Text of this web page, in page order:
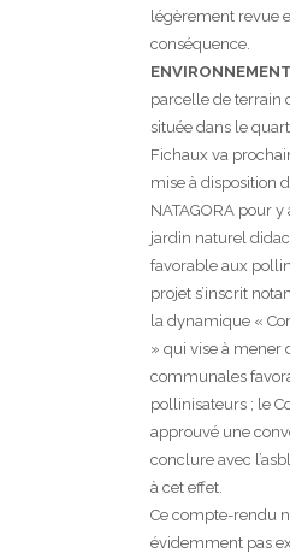
légèrement revue
conséquence.
ENVIRONNEMENT
parcelle de terrain
située dans le
Fichaux va
mise à disposition
NATAGORA pour
jardin naturel
favorable aux
projet s’inscrit
la dynamique «
» qui vise à mener
communales
pollinisateurs ; le
approuvé une
conclure avec
à cet effet.
Ce compte-rendu
évidemment pas